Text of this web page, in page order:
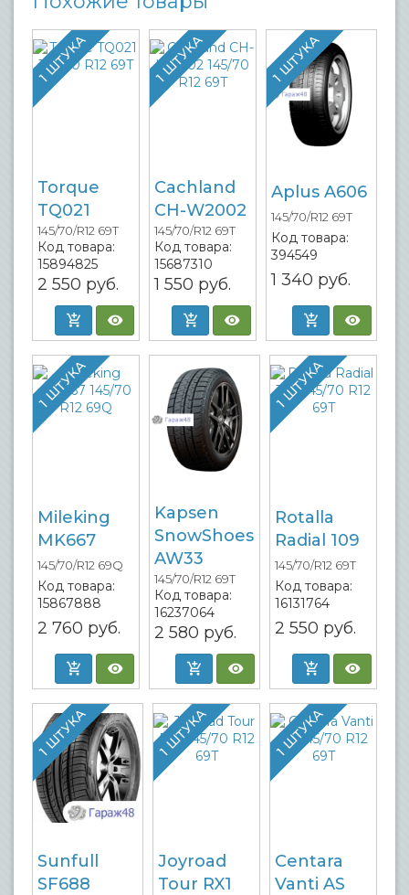
1 ШТУКА
Torque
TQ021
145/70/R12 69T
Код товара:
15894825
2 550 руб.
1 ШТУКА
Cachland
CH-W2002
145/70/R12 69T
Код товара:
15687310
1 550 руб.
1 ШТУКА
Aplus A606
145/70/R12 69T
Код товара:
394549
1 340 руб.
1 ШТУКА
Mileking
MK667
145/70/R12 69Q
Код товара:
15867888
2 760 руб.
Kapsen
SnowShoes
AW33
145/70/R12 69T
Код товара:
16237064
2 580 руб.
1 ШТУКА
Rotalla
Radial 109
145/70/R12 69T
Код товара:
16131764
2 550 руб.
1 ШТУКА
Sunfull
SF688
1 ШТУКА
Joyroad
Tour RX1
1 ШТУКА
Centara
Vanti AS